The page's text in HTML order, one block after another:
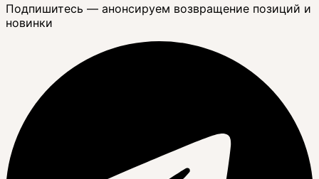
Подпишитесь — анонсируем возвращение позиций и
новинки